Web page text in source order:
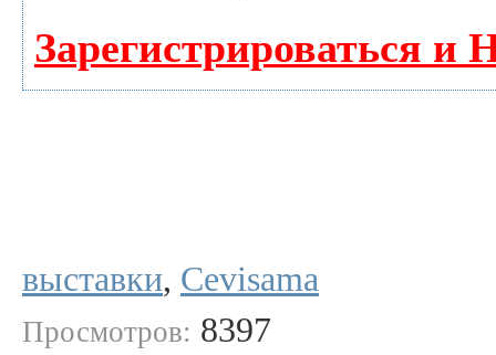
Зарегистрироваться и
выставки, Cevisama
Просмотров: 8397